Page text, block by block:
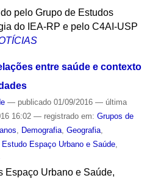
pelo Grupo de Estudos
do IEA-RP e pelo C4AI-USP
entre saúde e contexto
— publicado01/09/2016 — última
16:02 — registrado em: Grupos de
Demografia, Geografia,
Estudo Espaço Urbano e Saúde,
Espaço Urbano e Saúde,